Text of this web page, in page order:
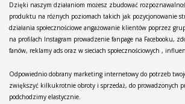
Dzięki naszym działaniom możesz zbudować
produktu na różnych poziomach takich jak pozycjonowanie
działania społecznościowe angażowanie klientów poprzez
na profilach Instagram prowadzenie fanpage na Facebooku,
fanów, reklamy ads oraz w sieciach społecznościowych ,
Odpowiednio dobrany marketing internetowy do potrzeb
zwiększyć kilkukrotnie obroty i sprzedaż, do prowadzonych
podchodzimy elastycznie.